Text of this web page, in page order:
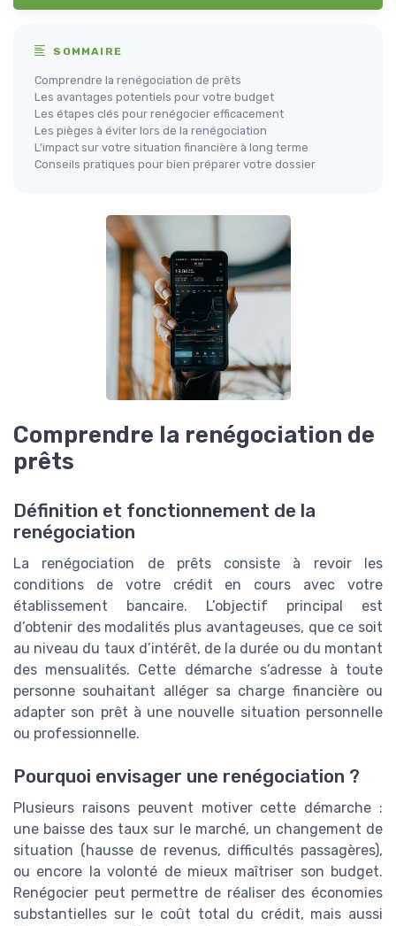
SOMMAIRE
Comprendre la renégociation de prêts
Les avantages potentiels pour votre budget
Les étapes clés pour renégocier efficacement
Les pièges à éviter lors de la renégociation
L’impact sur votre situation financière à long terme
Conseils pratiques pour bien préparer votre dossier
Comprendre la renégociation de
prêts
Définition et fonctionnement de la
renégociation
La renégociation de prêts consiste à revoir les
conditions de votre crédit en cours avec votre
établissement bancaire. L’objectif principal est
d’obtenir des modalités plus avantageuses, que ce soit
au niveau du taux d’intérêt, de la durée ou du montant
des mensualités. Cette démarche s’adresse à toute
personne souhaitant alléger sa charge financière ou
adapter son prêt à une nouvelle situation personnelle
ou professionnelle.
Pourquoi envisager une renégociation ?
Plusieurs raisons peuvent motiver cette démarche :
une baisse des taux sur le marché, un changement de
situation (hausse de revenus, difficultés passagères),
ou encore la volonté de mieux maîtriser son budget.
Renégocier peut permettre de réaliser des économies
substantielles sur le coût total du crédit, mais aussi